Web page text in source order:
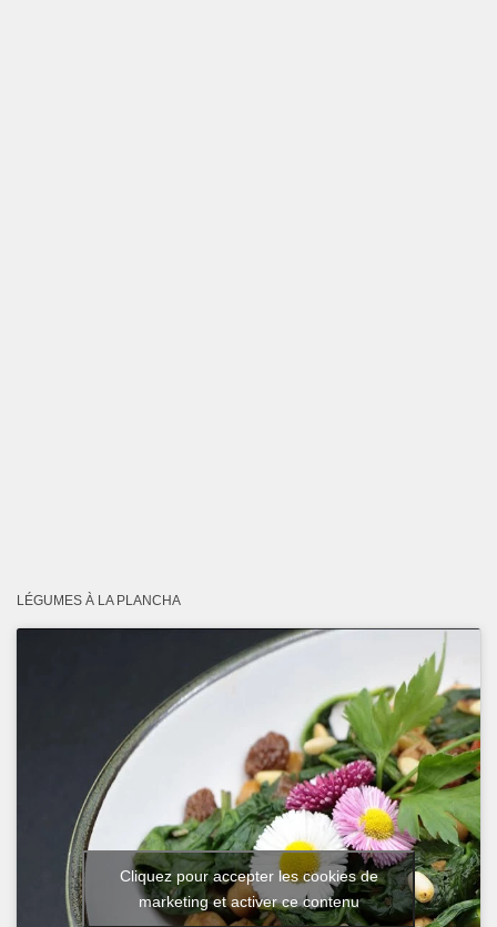
LÉGUMES À LA PLANCHA
Cliquez pour accepter les cookies de
marketing et activer ce contenu